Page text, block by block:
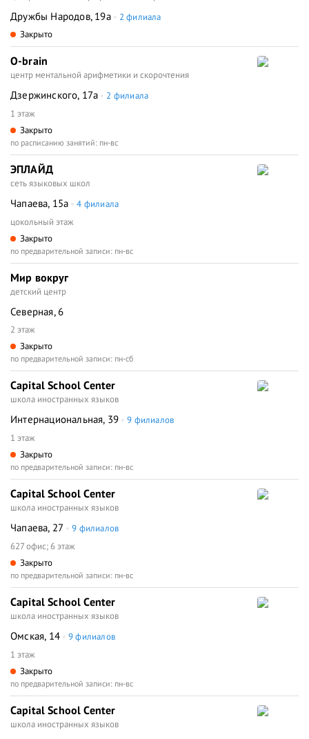
Дружбы Народов, 19а
2 филиала
Закрыто
О-brain
центр ментальной арифметики и скорочтения
Дзержинского, 17а
2 филиала
1 этаж
Закрыто
по расписанию занятий: пн-вс
ЭПЛАЙД
сеть языковых школ
Чапаева, 15а
4 филиала
цокольный этаж
Закрыто
по предварительной записи: пн-вс
Мир вокруг
детский центр
Северная, 6
2 этаж
Закрыто
по предварительной записи: пн-сб
Capital School Center
школа иностранных языков
Интернациональная, 39
9 филиалов
1 этаж
Закрыто
по предварительной записи: пн-вс
Capital School Center
школа иностранных языков
Чапаева, 27
9 филиалов
627 офис; 6 этаж
Закрыто
по предварительной записи: пн-вс
Capital School Center
школа иностранных языков
Омская, 14
9 филиалов
1 этаж
Закрыто
по предварительной записи: пн-вс
Capital School Center
школа иностранных языков